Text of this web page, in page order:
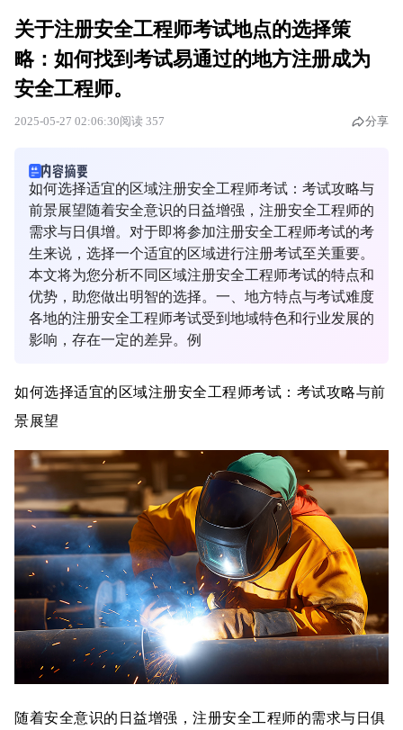
关于注册安全工程师考试地点的选择策
略：如何找到考试易通过的地方注册成为
安全工程师。
2025-05-27 02:06:30阅读 357 分享
如何选择适宜的区域注册安全工程师考试：考试攻略与
前景展望随着安全意识的日益增强，注册安全工程师的
需求与日俱增。对于即将参加注册安全工程师考试的考
生来说，选择一个适宜的区域进行注册考试至关重要。
本文将为您分析不同区域注册安全工程师考试的特点和
优势，助您做出明智的选择。一、地方特点与考试难度
各地的注册安全工程师考试受到地域特色和行业发展的
影响，存在一定的差异。例
如何选择适宜的区域注册安全工程师考试：考试攻略与前
景展望
随着安全意识的日益增强，注册安全工程师的需求与日俱